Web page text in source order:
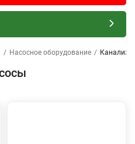
/ Насосное оборудование /